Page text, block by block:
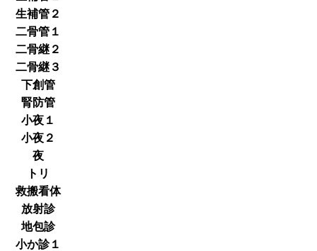
生補管２
二骨管１
二骨継２
二骨継３
下創管
腎防管
小夜１
小夜２
夜
トリ
救搬看体
放射診
地包診
小か診１